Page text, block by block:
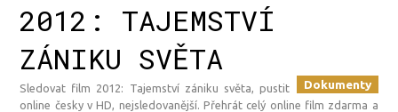
2012: TAJEMSTVÍ
ZÁNIKU SVĚTA
Dokumenty
Sledovat film 2012: Tajemství zániku světa, pustit
online česky v HD, nejsledovanější. Přehrát celý online film zdarma a